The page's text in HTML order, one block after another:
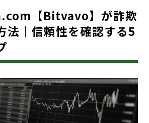
【Bitvavo】が詐欺
法｜信頼性を確認する5